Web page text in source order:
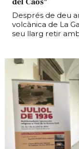
Després de deu
volcànica de La
seu llarg retir